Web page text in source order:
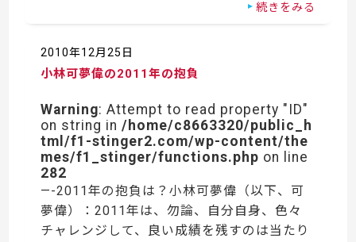
続きをみる
2010年12月25日
小林可夢偉の2011年の抱負
Warning: Attempt to read property "ID"
on string in/home/c8663320/public_h
tml/f1-stinger2.com/wp-content/the
mes/f1_stinger/functions.php on line
282
—-2011年の抱負は？小林可夢偉（以下、可
夢偉）：2011年は、勿論、自分自身、色々
チャレンジして、良い成績を残すのは当たり